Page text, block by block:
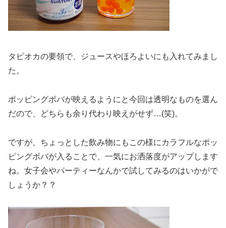
タピオカの要領で、ジュースやほろよいにも入れてみまし
た。
ポッピングボバが映えるようにと今回は透明なものを選ん
だので、どちらも余り代わり映えがせず…(笑)。
ですが、ちょっとした飲み物にもこの様にカラフルなポッ
ピングボバが入ることで、一気にお洒落度がアップします
ね。女子会やパーティーなんかで試してみるのはいかがで
しょうか？？